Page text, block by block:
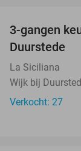
3-gangen
Duurstede
La Siciliana
Wijk bij
Verkocht: 27